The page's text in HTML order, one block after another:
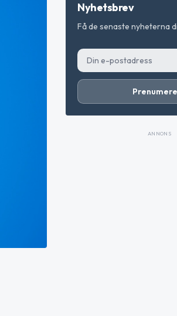
Nyhetsbrev
Få de senaste nyheterna
ANNONS